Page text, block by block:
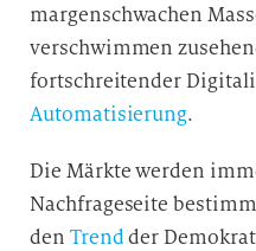
margenschwachen
verschwimmen
fortschreitender
Automatisierung.
Die Märkte werden
Nachfrageseite
den Trendder